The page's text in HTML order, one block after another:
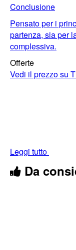
Conclusione
Pensato per i
partenza, sia per
complessiva.
Offerte
Vedi il prezzo su
Leggi tutto
Da